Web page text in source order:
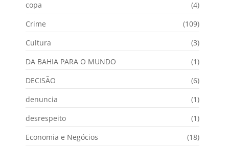
copa
(4)
Crime
(109)
Cultura
(3)
DA BAHIA PARA O MUNDO
(1)
DECISÃO
(6)
denuncia
(1)
desrespeito
(1)
Economia e Negócios
(18)